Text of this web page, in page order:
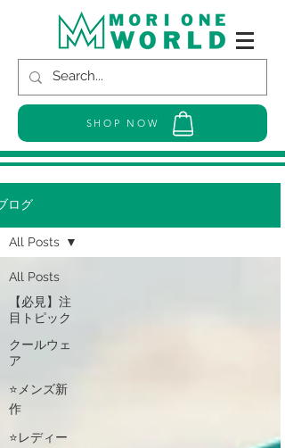
SHOP NOW
ログ
All Posts
【必見】注
目トピック
クールウェ
ア
⭐メンズ新
作
⭐レディー
All Posts